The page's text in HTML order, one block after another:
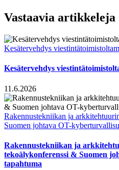
Facebook
X
LinkedIn
WhatsApp
Email
Vastaavia artikkeleja
Kesätervehdys
Kesätervehdys
11.6.2026
Rakennustekniikan ja
Suomen johtava OT-
Rakennustekniikan ja
tekoälykonferenssi & Suomen
tapahtuma